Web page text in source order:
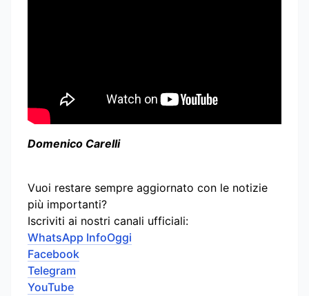
Domenico Carelli
Vuoi restare sempre aggiornato con le notizie
più importanti?
Iscriviti ai nostri canali ufficiali:
WhatsApp InfoOggi
Facebook
Telegram
YouTube